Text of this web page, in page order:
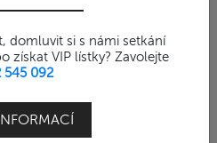
domluvit si s námi setkání
získat VIP lístky? Zavolejte
545 092z přírodního ratanu
Výplet z